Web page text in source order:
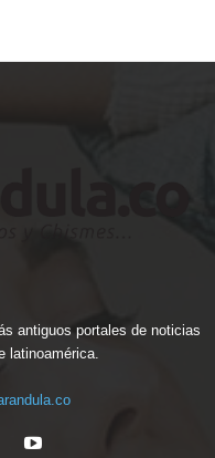
antiguos portales de noticias
latinoamérica.